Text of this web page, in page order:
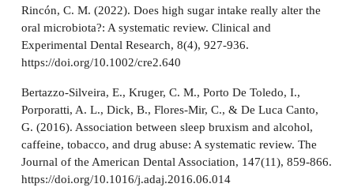
Rincón, C. M. (2022). Does high sugar intake really alter the
oral microbiota?: A systematic review. Clinical and
Experimental Dental Research, 8(4), 927-936.
https://doi.org/10.1002/cre2.640
Bertazzo-Silveira, E., Kruger, C. M., Porto De Toledo, I.,
Porporatti, A. L., Dick, B., Flores-Mir, C., & De Luca Canto,
G. (2016). Association between sleep bruxism and alcohol,
caffeine, tobacco, and drug abuse: A systematic review. The
Journal of the American Dental Association, 147(11), 859-866.
https://doi.org/10.1016/j.adaj.2016.06.014